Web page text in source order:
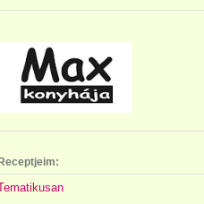
Receptjeim: